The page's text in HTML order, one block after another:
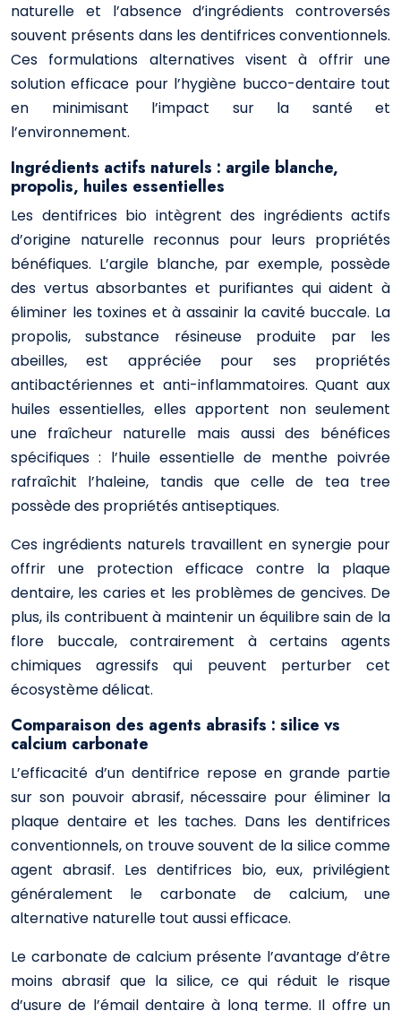
naturelle et l’absence d’ingrédients controversés
souvent présents dans les dentifrices conventionnels.
Ces formulations alternatives visent à offrir une
solution efficace pour l’hygiène bucco-dentaire tout
en minimisant l’impact sur la santé et
l’environnement.
Ingrédients actifs naturels : argile blanche,
propolis, huiles essentielles
Les dentifrices bio intègrent des ingrédients actifs
d’origine naturelle reconnus pour leurs propriétés
bénéfiques. L’argile blanche, par exemple, possède
des vertus absorbantes et purifiantes qui aident à
éliminer les toxines et à assainir la cavité buccale. La
propolis, substance résineuse produite par les
abeilles, est appréciée pour ses propriétés
antibactériennes et anti-inflammatoires. Quant aux
huiles essentielles, elles apportent non seulement
une fraîcheur naturelle mais aussi des bénéfices
spécifiques : l’huile essentielle de menthe poivrée
rafraîchit l’haleine, tandis que celle de tea tree
possède des propriétés antiseptiques.
Ces ingrédients naturels travaillent en synergie pour
offrir une protection efficace contre la plaque
dentaire, les caries et les problèmes de gencives. De
plus, ils contribuent à maintenir un équilibre sain de la
flore buccale, contrairement à certains agents
chimiques agressifs qui peuvent perturber cet
écosystème délicat.
Comparaison des agents abrasifs : silice vs
calcium carbonate
L’efficacité d’un dentifrice repose en grande partie
sur son pouvoir abrasif, nécessaire pour éliminer la
plaque dentaire et les taches. Dans les dentifrices
conventionnels, on trouve souvent de la silice comme
agent abrasif. Les dentifrices bio, eux, privilégient
généralement le carbonate de calcium, une
alternative naturelle tout aussi efficace.
Le carbonate de calcium présente l’avantage d’être
moins abrasif que la silice, ce qui réduit le risque
d’usure de l’émail dentaire à long terme. Il offre un